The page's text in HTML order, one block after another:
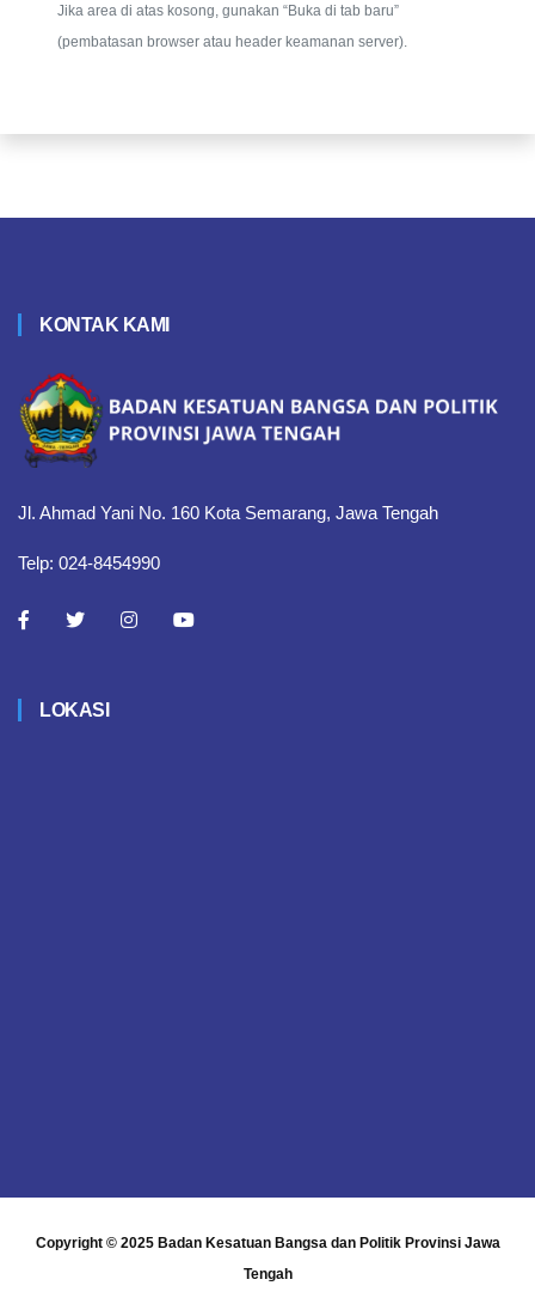
Jika area di atas kosong, gunakan “Buka di tab baru”
(pembatasan browser atau header keamanan server).
KONTAK KAMI
Jl. Ahmad Yani No. 160 Kota Semarang, Jawa Tengah
Telp: 024-8454990
LOKASI
Copyright © 2025 Badan Kesatuan Bangsa dan Politik Provinsi Jawa
Tengah